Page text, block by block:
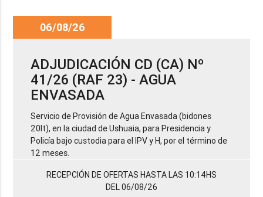
06/08/26
ADJUDICACIÓN CD (CA) Nº
41/26 (RAF 23) - AGUA
ENVASADA
Servicio de Provisión de Agua Envasada (bidones
20lt), en la ciudad de Ushuaia, para Presidencia y
Policía bajo custodia para el IPV y H, por el término de
12 meses.
RECEPCIÓN DE OFERTAS HASTA LAS 10:14HS
DEL 06/08/26